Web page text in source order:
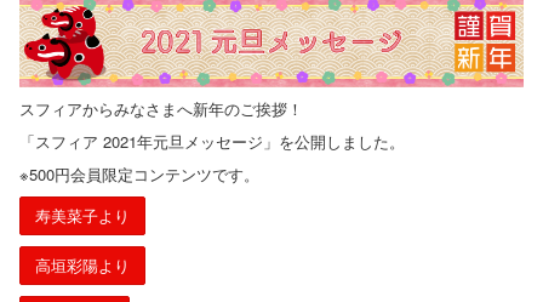
スフィアからみなさまへ新年のご挨拶！
「スフィア 2021年元旦メッセージ」を公開しました。
※500円会員限定コンテンツです。
寿美菜子より
高垣彩陽より